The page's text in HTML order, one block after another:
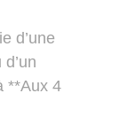
d’une
**Aux 4